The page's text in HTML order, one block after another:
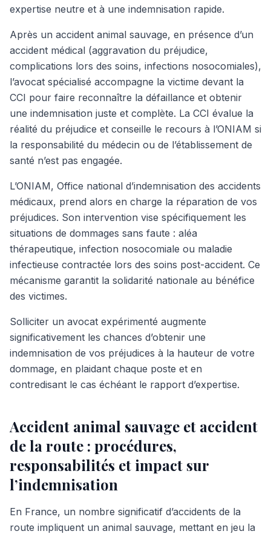
expertise neutre et à une indemnisation rapide.
Après un accident animal sauvage, en présence d’un
accident médical (aggravation du préjudice,
complications lors des soins, infections nosocomiales),
l’avocat spécialisé accompagne la victime devant la
CCI pour faire reconnaître la défaillance et obtenir
une indemnisation juste et complète. La CCI évalue la
réalité du préjudice et conseille le recours à l’ONIAM si
la responsabilité du médecin ou de l’établissement de
santé n’est pas engagée.
L’ONIAM, Office national d’indemnisation des accidents
médicaux, prend alors en charge la réparation de vos
préjudices. Son intervention vise spécifiquement les
situations de dommages sans faute : aléa
thérapeutique, infection nosocomiale ou maladie
infectieuse contractée lors des soins post-accident. Ce
mécanisme garantit la solidarité nationale au bénéfice
des victimes.
Solliciter un avocat expérimenté augmente
significativement les chances d’obtenir une
indemnisation de vos préjudices à la hauteur de votre
dommage, en plaidant chaque poste et en
contredisant le cas échéant le rapport d’expertise.
Accident animal sauvage et accident
de la route : procédures,
responsabilités et impact sur
l’indemnisation
En France, un nombre significatif d’accidents de la
route impliquent un animal sauvage, mettant en jeu la